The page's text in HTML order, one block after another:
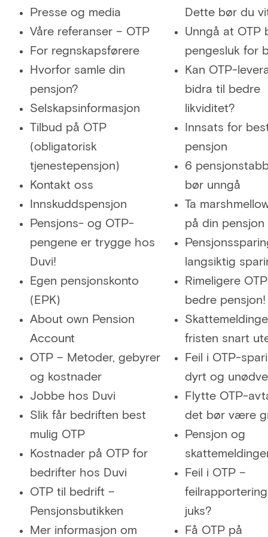
Presse og media
Våre referanser – OTP
For regnskapsførere
Hvorfor samle din
pensjon?
Selskapsinformasjon
Tilbud på OTP
(obligatorisk
tjenestepensjon)
Kontakt oss
Innskuddspensjon
Pensjons- og OTP-
pengene er trygge hos
Duvi!
Egen pensjonskonto
(EPK)
About own Pension
Account
OTP – Metoder, gebyrer
og kostnader
Jobbe hos Duvi
Slik får bedriften best
mulig OTP
Kostnader på OTP for
bedrifter hos Duvi
OTP til bedrift –
Pensjonsbutikken
Mer informasjon om
Dette bør du
Unngå at OTP
pengesluk for
Kan OTP-
bidra til bedre
likviditet?
Innsats for
pensjon
6
bør unngå
Ta
på din pensjon
langsiktig
Rimeligere
bedre pensjon!
fristen snart
Feil i OTP-
dyrt og
Flytte OTP-
det bør være
Pensjon og
Feil i OTP –
juks?
Få OTP på